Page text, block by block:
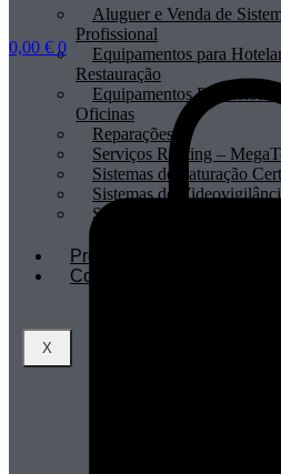
Aluguer e Venda de
Profissional
Equipamentos para
Restauração
Equipamentos
Oficinas
Reparações
Serviços Renting –
Sistemas de Faturação
Sistemas de
Sistemas POS
Profissionais
Contactos
X
0,00 € 0